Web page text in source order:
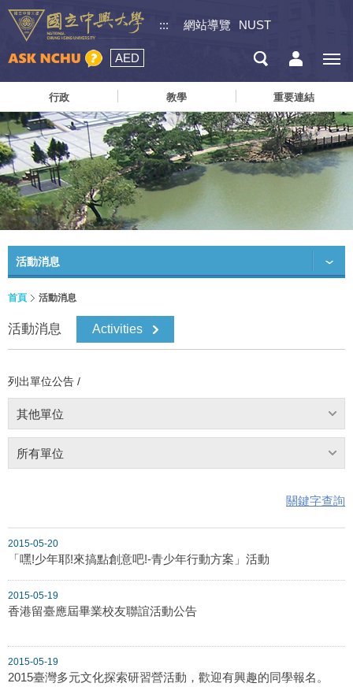
::: 網站導覽 NUST
AED
行政 教學 重要連結
活動消息
首頁 活動消息
活動消息 Activities
列出單位公告 /
其他單位
所有單位
關鍵字查詢
2015-05-20
「嘿!少年耶!來搞點創意吧!-青少年行動方案」活動
2015-05-19
香港留臺應屆畢業校友聯誼活動公告
2015-05-19
2015臺灣多元文化探索研習營活動，歡迎有興趣的同學報名。